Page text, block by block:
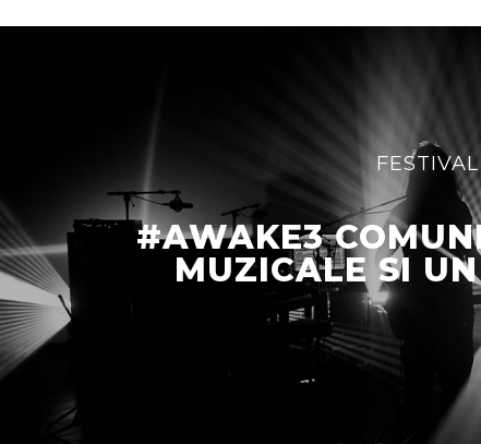
FESTIVAL
#AWAKE3
MUZICALE SI